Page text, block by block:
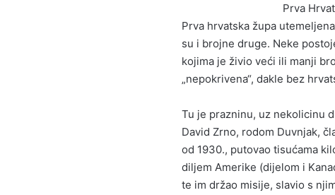
Prva
Prva hrvatska župa
su i brojne druge. Neke
kojima je živio veći ili manji
„nepokrivena“, dakle bez
Tu je prazninu, uz nekolicinu
David Zrno, rodom Duvnjak,
od 1930., putovao tisućama
diljem Amerike (dijelom i
te im držao misije, slavio s